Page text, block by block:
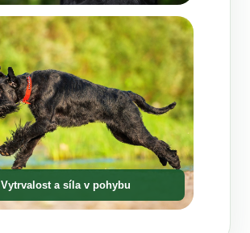
Vytrvalost a síla v pohybu